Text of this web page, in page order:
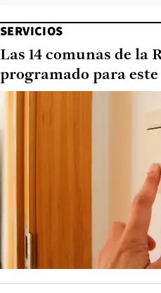
SERVICIOS
Las 14 comunas de la
programado para